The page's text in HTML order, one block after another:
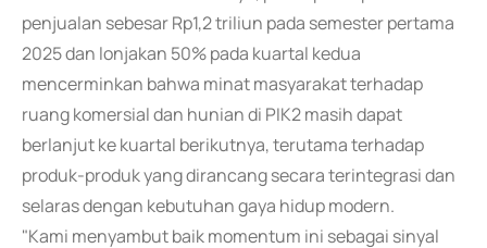
penjualan sebesar Rp1,2 triliun pada semester pertama
2025 dan lonjakan 50% pada kuartal kedua
mencerminkan bahwa minat masyarakat terhadap
ruang komersial dan hunian di PIK2 masih dapat
berlanjut ke kuartal berikutnya, terutama terhadap
produk-produk yang dirancang secara terintegrasi dan
selaras dengan kebutuhan gaya hidup modern.
"Kami menyambut baik momentum ini sebagai sinyal